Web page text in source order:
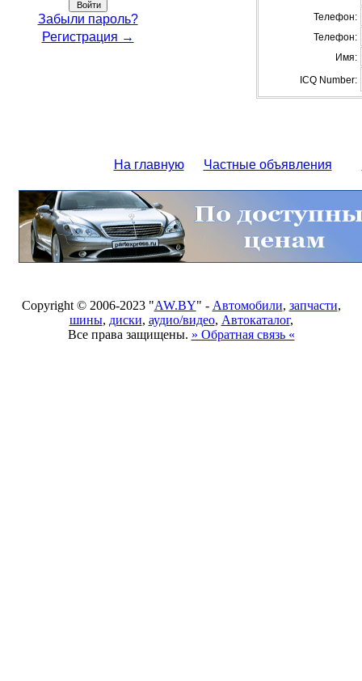
Забыли пароль?
Регистрация →
Телефон:
Телефон:
Имя:
ICQ Number:
На главную Частные объявления
Copyright © 2006-2023 "AW.BY" - Автомобили, запчасти,
шины, диски, аудио/видео, Автокаталог,
Все права защищены. » Обратная связь «